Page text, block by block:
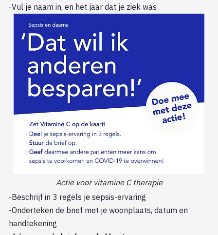
-Vul je naam in, en het jaar dat je ziek was
Actie voor vitamine C therapie
-Beschrijf in 3 regels je sepsis-ervaring
-Onderteken de brief met je woonplaats, datum en
handtekening